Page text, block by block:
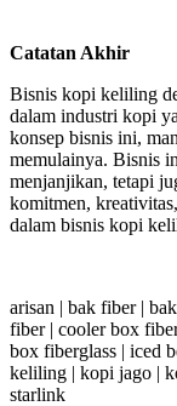
Catatan Akhir
Bisnis kopi keliling
dalam industri kopi
konsep bisnis ini,
memulainya. Bisnis
menjanjikan, tetapi
komitmen,
dalam bisnis kopi
arisan | bak fiber|
fiber| cooler box
box fiberglass | iced
keliling | kopi jago |
starlink